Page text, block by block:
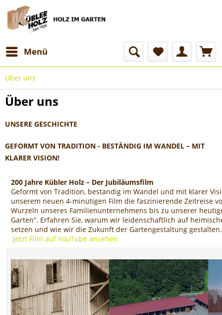
Menü
Über uns
Über uns
UNSERE GESCHICHTE
GEFORMT VON TRADITION - BESTÄNDIG IM WANDEL – MIT
KLARER VISION!
200 Jahre Kübler Holz – Der Jubiläumsfilm
Geformt von Tradition, beständig im Wandel und mit klarer
unserem neuen 4-minütigen Film die faszinierende Zeitreise
Wurzeln unseres Familienunternehmens bis zu unserer
Garten“. Erfahren Sie, warum wir leidenschaftlich auf
setzen und wie wir die Zukunft der Gartengestaltung gestalten.
Jetzt Film auf YouTube ansehen